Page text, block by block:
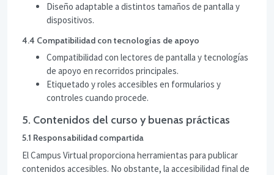
Diseño adaptable a distintos tamaños de pantalla y
dispositivos.
4.4 Compatibilidad con tecnologías de apoyo
Compatibilidad con lectores de pantalla y tecnologías
de apoyo en recorridos principales.
Etiquetado y roles accesibles en formularios y
controles cuando procede.
5. Contenidos del curso y buenas prácticas
5.1 Responsabilidad compartida
El Campus Virtual proporciona herramientas para publicar
contenidos accesibles. No obstante, la accesibilidad final de